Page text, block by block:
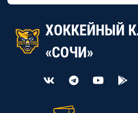
ХОККЕЙНЫЙ
«СОЧИ»